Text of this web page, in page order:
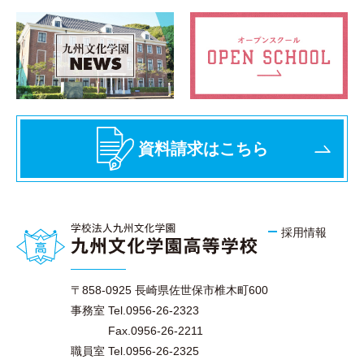
資料請求はこちら
〒858-0925 長崎県佐世保市椎木町600
事務室 Tel.0956-26-2323
Fax.0956-26-2211
職員室 Tel.0956-26-2325
採用情報